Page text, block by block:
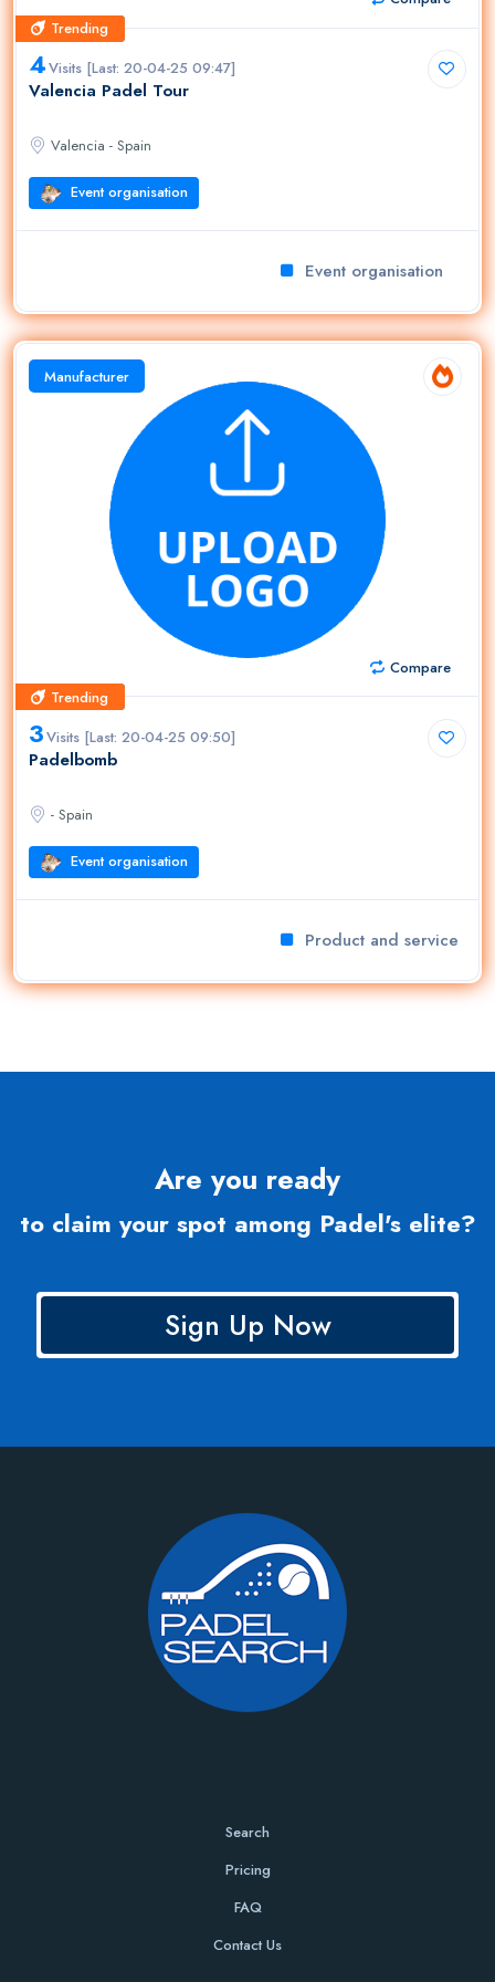
Trending
Trending
4Visits [Last: 20-04-25 09:47]
Valencia Padel Tour
Valencia - Spain
Event organisation
Event organisation
Manufacturer
Compare
Trending
Trending
3Visits [Last: 20-04-25 09:50]
Padelbomb
- Spain
Event organisation
Product and service for
Are you ready
to claim your spot among Padel's elite?
Sign Up Now
Search
Pricing
FAQ
Contact Us